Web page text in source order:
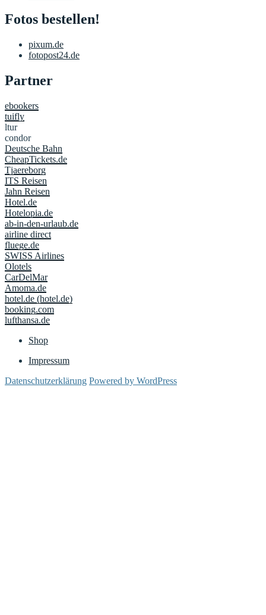
Fotos bestellen!
pixum.de
fotopost24.de
Partner
ebookers
tuifly
ltur
condor
Deutsche Bahn
CheapTickets.de
Tjaereborg
ITS Reisen
Jahn Reisen
Hotel.de
Hotelopia.de
ab-in-den-urlaub.de
airline direct
fluege.de
SWISS Airlines
Olotels
CarDelMar
Amoma.de
hotel.de (hotel.de)
booking.com
lufthansa.de
Shop
Impressum
Datenschutzerklärung Powered by WordPress